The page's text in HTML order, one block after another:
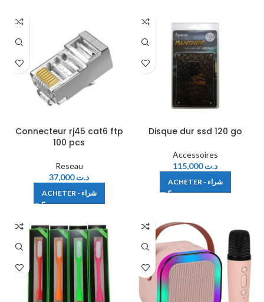
Connecteur rj45 cat6 ftp
100 pcs
Reseau
د.ت37,000
ACHETER - شراء
Disque dur ssd 120 go
Accessoires
د.ت115,000
ACHETER - شراء